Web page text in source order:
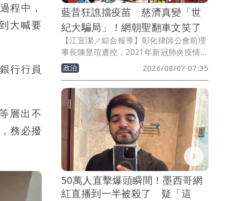
程中，
大喊要
行行員
層出不
務必撥
藍昔狂譙擋疫苗 慈濟真變「世
紀大騙局」！網朝聖翻車文笑了
【江宜潔／綜合報導】彰化律師公會前理
事長陳昱瑄遭控，2021年新冠肺炎疫情期
間曾向慈濟基金會謊稱可採購500萬劑
BNT疫苗，並聯手掮客李易儒詐得10.6億
元新台幣，全案目前共起訴17人，其中主
嫌陳昱瑄等4人已裁定羈押禁見，在逃中
的李易儒則被發布通緝。事實上，當年時
任衛福部長陳時中就頻勸慈濟別受騙，結
果狂被國民黨開砲是在擋疫苗，如今網友
也翻出舊文，朝聖這篇大型翻車現場。
政治 2026/08/07 07:35
50萬人直擊爆頭瞬間！墨西哥網
紅直播到一半被殺了 疑「這